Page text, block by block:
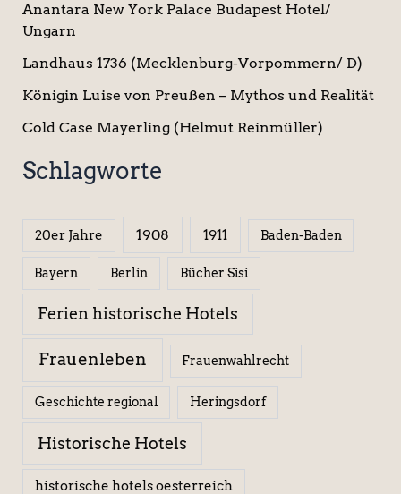
Anantara New York Palace Budapest Hotel/
Ungarn
Landhaus 1736 (Mecklenburg-Vorpommern/ D)
Königin Luise von Preußen – Mythos und Realität
Cold Case Mayerling (Helmut Reinmüller)
Schlagworte
20er Jahre 1908 1911 Baden-Baden
Bayern Berlin Bücher Sisi
Ferien historische Hotels
Frauenleben Frauenwahlrecht
Geschichte regional Heringsdorf
Historische Hotels
historische hotels oesterreich